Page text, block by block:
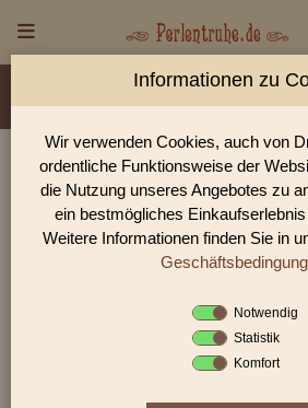
Material/Glassorte Sorte/Form
Rocailles Größen
Perlen Shop für Tropfen
In unserem Perlen Shop finden sie
Perlen und viele weiter
Sie befinden sich in
Tropfen Rocailles
Informationen zu
Wir verwenden Cookies, auch von
ordentliche Funktionsweise der
die Nutzung unseres Angebotes zu
ein bestmögliches
Weitere Informationen finden Sie in
Notwendig
Statistik
Komfort